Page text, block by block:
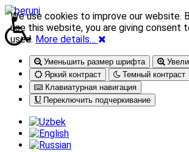
Уменьшить размер шрифта
Яркий контраст
Темный контраст
Клавиатурная навигация
Переключить подчеркивание
We use cookies to improve our website.
use this website, you are giving consent
used. More details…